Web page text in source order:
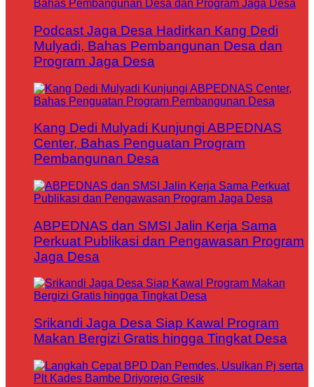
Podcast Jaga Desa Hadirkan Kang Dedi
Mulyadi, Bahas Pembangunan Desa dan
Program Jaga Desa
Kang Dedi Mulyadi Kunjungi ABPEDNAS
Center, Bahas Penguatan Program
Pembangunan Desa
ABPEDNAS dan SMSI Jalin Kerja Sama
Perkuat Publikasi dan Pengawasan Program
Jaga Desa
Srikandi Jaga Desa Siap Kawal Program
Makan Bergizi Gratis hingga Tingkat Desa